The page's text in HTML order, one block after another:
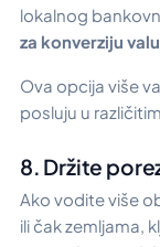
lokalnog
za konverziju
Ova opcija više
posluju u
8. Držite
Ako vodite više
ili čak zemljama,